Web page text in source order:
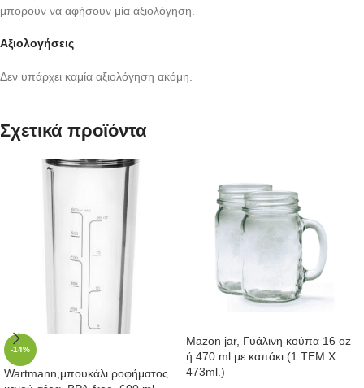
Αξιολογήσεις
Δεν υπάρχει καμία αξιολόγηση ακόμη.
μπορούν να αφήσουν μία αξιολόγηση.
Σχετικά προϊόντα
-14%
Wartmann,μπουκάλι ροφήματος
Mazon jar, Γυάλινη κούπα 16 oz
ή 470 ml με καπάκι (1 ΤΕΜ.X
473ml.)